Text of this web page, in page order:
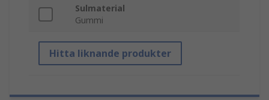
Sulmaterial
Gummi
Hitta liknande produkter